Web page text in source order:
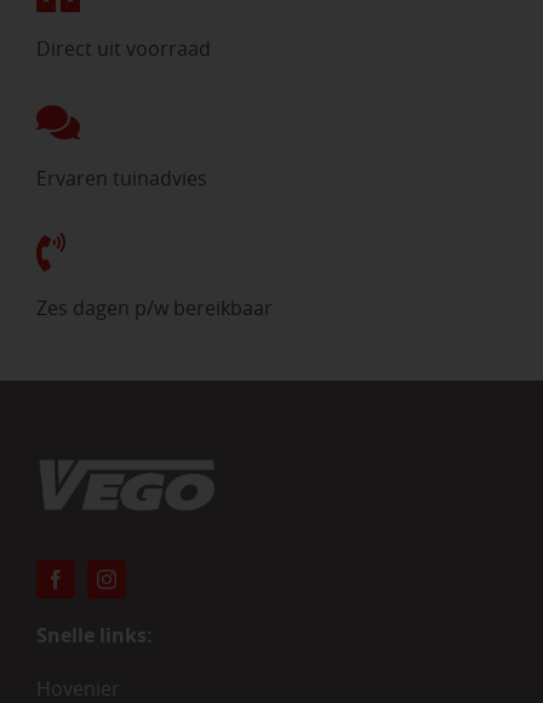
Direct uit voorraad
Ervaren tuinadvies
Zes dagen p/w bereikbaar
Snelle links:
Hovenier